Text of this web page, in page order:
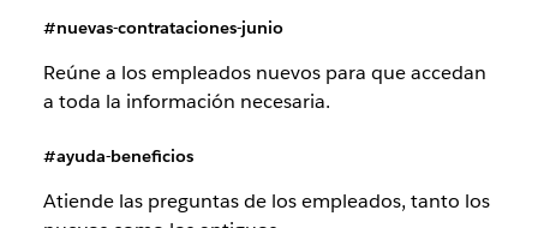
#nuevas-contrataciones-junio
Reúne a los empleados nuevos para que accedan
a toda la información necesaria.
#ayuda-beneficios
Atiende las preguntas de los empleados, tanto los